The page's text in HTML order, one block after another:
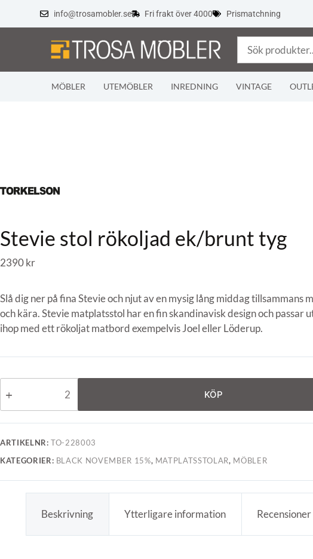
info@trosamobler.se Fri frakt över 4000 Prismatchning
MÖBLER UTEMÖBLER INREDNING VINTAGE
Stevie stol rökoljad ek/brunt tyg
2390kr
Slå dig ner på fina Stevie och njut av en mysig lång middag tillsammans
och kära. Stevie matplatsstol har en fin skandinavisk design och passar
ihop med ett rökoljat matbord exempelvis Joel eller Löderup.
KÖP
ARTIKELNR:TO-228003
KATEGORIER: BLACK NOVEMBER 15%, MATPLATSSTOLAR, MÖBLER
Beskrivning Ytterligare information Recensioner